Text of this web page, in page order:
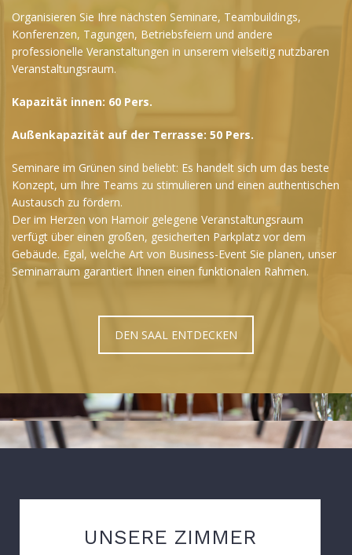
Organisieren Sie Ihre nächsten Seminare, Teambuildings,
Konferenzen, Tagungen, Betriebsfeiern und andere
professionelle Veranstaltungen in unserem vielseitig nutzbaren
Veranstaltungsraum.
Kapazität innen: 60 Pers.
Außenkapazität auf der Terrasse: 50 Pers.
Seminare im Grünen sind beliebt: Es handelt sich um das beste
Konzept, um Ihre Teams zu stimulieren und einen authentischen
Austausch zu fördern.
Der im Herzen von Hamoir gelegene Veranstaltungsraum
verfügt über einen großen, gesicherten Parkplatz vor dem
Gebäude. Egal, welche Art von Business-Event Sie planen, unser
Seminarraum garantiert Ihnen einen funktionalen Rahmen.
DEN SAAL ENTDECKEN
UNSERE ZIMMER